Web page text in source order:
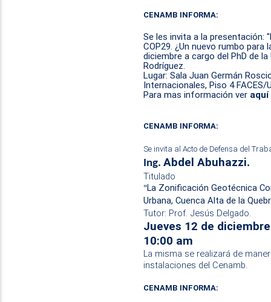
CENAMB INFORMA:
Se les invita a la presentación:
COP29. ¿Un nuevo rumbo
diciembre a cargo del PhD de
Rodríguez.
Lugar: Sala Juan Germán
Internacionales, Piso 4 FACES/
Para mas información ver aquí
CENAMB INFORMA:
Se invita al Acto de Defensa del
Ing. Abdel Abuhazzi.
Titulado
"La Zonificación Geotécnica
Urbana, Cuenca Alta de la
Tutor: Prof. Jesús Delgado.
Jueves 12 de
10:00 am
La misma se realizará de
instalaciones del Cenamb.
CENAMB INFORMA: